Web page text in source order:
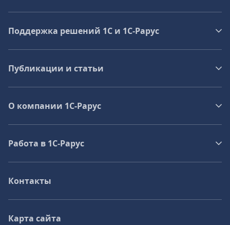
Поддержка решений 1С и 1С‑Рарус
Публикации и статьи
О компании 1C-Рарус
Работа в 1С‑Рарус
Контакты
Карта сайта